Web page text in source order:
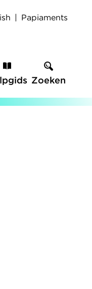
Zoeken
Papiaments